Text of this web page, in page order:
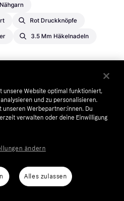
Nähgarn
Rot Druckknöpfe
3.5 Mm Häkelnadeln
Anti-Geldwäsche
Auto-Track
Barrierefreiheit
unsere Website optimal funktioniert,
und zu personalisieren.
Werbepartner:innen. Du
verwalten oder deine Einwilligung
Alles zulassen
ändern